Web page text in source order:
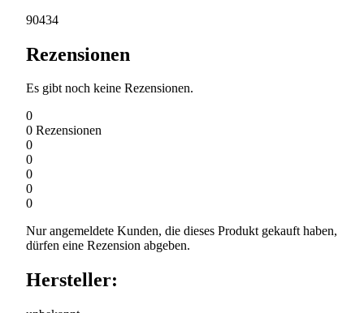
90434
Rezensionen
Es gibt noch keine Rezensionen.
0
0 Rezensionen
0
0
0
0
0
Nur angemeldete Kunden, die dieses Produkt gekauft haben,
dürfen eine Rezension abgeben.
Hersteller: